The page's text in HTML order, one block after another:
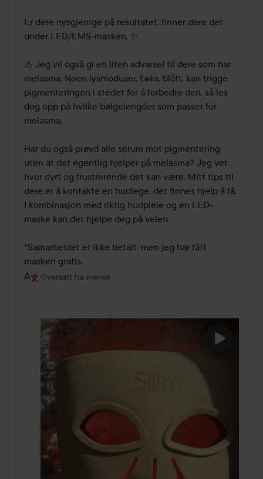
Er dere nysgjerrige på resultatet, finner dere det
under LED/EMS-masken. ✨
⚠️ Jeg vil også gi en liten advarsel til dere som har
melasma. Noen lysmoduser, f.eks. blått, kan trigge
pigmenteringen i stedet for å forbedre den, så les
deg opp på hvilke bølgelengder som passer for
melasma.
Har du også prøvd alle serum mot pigmentering
uten at det egentlig hjelper på melasma? Jeg vet
hvor dyrt og frustrerende det kan være. Mitt tips til
dere er å kontakte en hudlege, det finnes hjelp å få.
I kombinasjon med riktig hudpleie og en LED-
maske kan det hjelpe deg på veien.
*Samarbeidet er ikke betalt, men jeg har fått
masken gratis.
Oversatt fra svensk